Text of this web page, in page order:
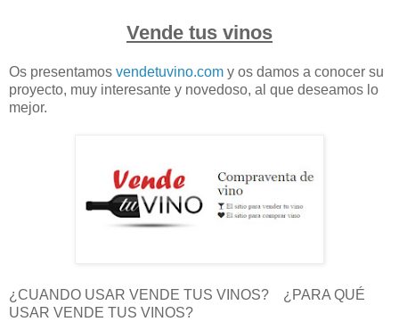
Vende tus vinos
Os presentamos vendetuvino.com y os damos a conocer su
proyecto, muy interesante y novedoso, al que deseamos lo
mejor.
¿CUANDO USAR VENDE TUS VINOS? ¿PARA QUÉ
USAR VENDE TUS VINOS?